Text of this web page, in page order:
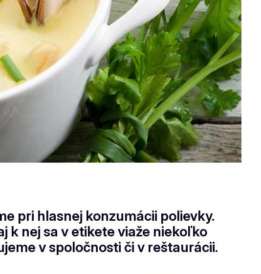
pri hlasnej konzumácii polievky.
k nej sa v etikete viaže niekoľko
v spoločnosti či v reštaurácii.